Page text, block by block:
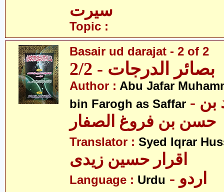
سیرت
Topic :
Basair ud darajat - 2 of 2
بصائر الدرجات - 2/2
Author : Abu Jafar
bin Farogh as Saffar - ابو جعفر محمد بن
حسن بن فروغ الصفار
Translator : Syed Iqrar
اقرار حسین زیدی
Language : Urdu - اردو